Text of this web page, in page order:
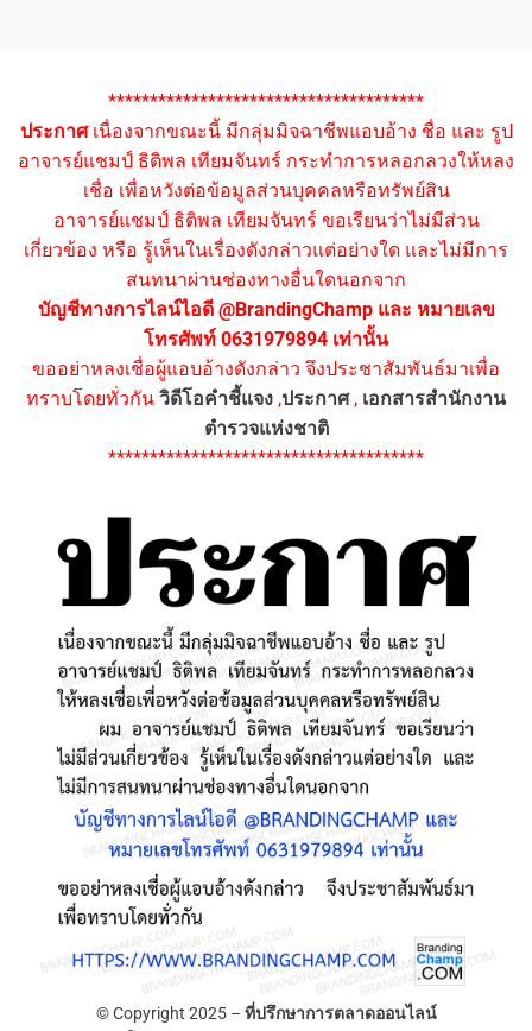
**************************************
ประกาศเนื่องจากขณะนี้ มีกลุ่มมิจฉาชีพแอบอ้าง ชื่อ และ รูป
อาจารย์แชมป์ ธิติพล เทียมจันทร์ กระทำการหลอกลวงให้หลง
เชื่อ เพื่อหวังต่อข้อมูลส่วนบุคคลหรือทรัพย์สิน
อาจารย์แชมป์ ธิติพล เทียมจันทร์ ขอเรียนว่าไม่มีส่วน
เกี่ยวข้อง หรือ รู้เห็นในเรื่องดังกล่าวแต่อย่างใด และไม่มีการ
สนทนาผ่านช่องทางอื่นใดนอกจาก
บัญชีทางการไลน์ไอดี @BrandingChamp และ หมายเลข
โทรศัพท์ 0631979894 เท่านั้น
ขออย่าหลงเชื่อผู้แอบอ้างดังกล่าว จึงประชาสัมพันธ์มาเพื่อ
ทราบโดยทั่วกัน วิดีโอคำชี้แจง ,ประกาศ, เอกสารสำนักงาน
ตำรวจแห่งชาติ
**************************************
© Copyright 2025 – ที่ปรึกษาการตลาดออนไลน์